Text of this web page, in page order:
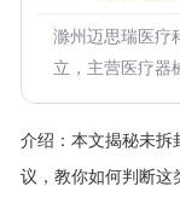
滁州迈思瑞医疗
立，主营医疗器
介绍： 本文揭秘未拆
议，教你如何判断这